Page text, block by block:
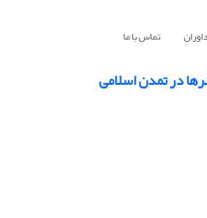
داوران تماس با ما
در تمدن اسلامی